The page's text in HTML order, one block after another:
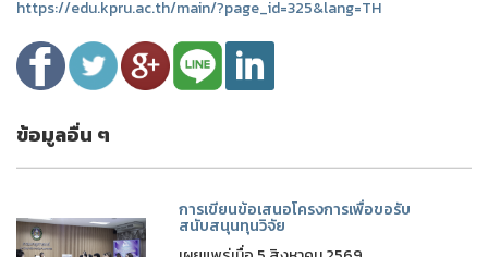
https://edu.kpru.ac.th/main/?page_id=325&lang=TH
ข้อมูลอื่น ๆ
การเขียนข้อเสนอโครงการเพื่อขอรับ
สนับสนุนทุนวิจัย